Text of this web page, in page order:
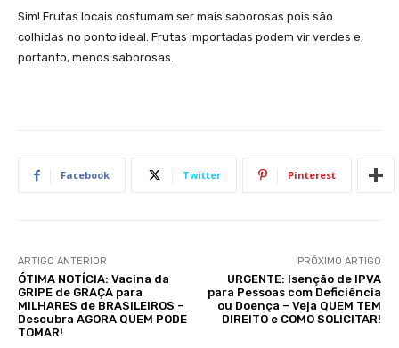
Sim! Frutas locais costumam ser mais saborosas pois são
colhidas no ponto ideal. Frutas importadas podem vir verdes e,
portanto, menos saborosas.
Facebook Twitter Pinterest
ARTIGO ANTERIOR
ÓTIMA NOTÍCIA: Vacina da
GRIPE de GRAÇA para
MILHARES de BRASILEIROS –
Descubra AGORA QUEM PODE
TOMAR!
PRÓXIMO ARTIGO
URGENTE: Isenção de IPVA
para Pessoas com Deficiência
ou Doença – Veja QUEM TEM
DIREITO e COMO SOLICITAR!